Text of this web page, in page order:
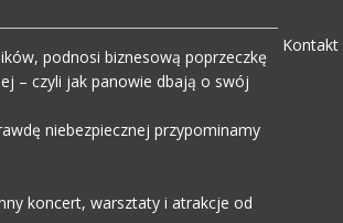
podnosi biznesową poprzeczkę
– czyli jak panowie dbają o swój
niebezpiecznej przypominamy
koncert, warsztaty i atrakcje od
Kontakt